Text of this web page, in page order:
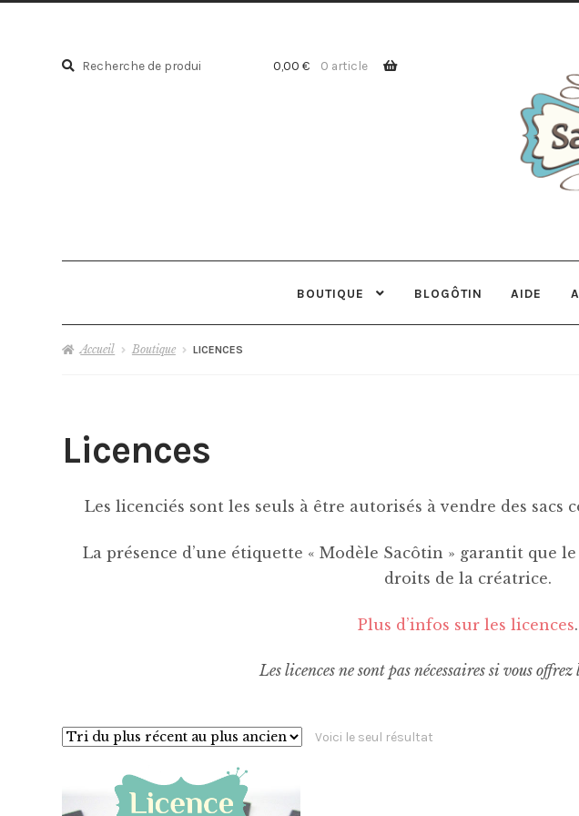
Recherche
Recherche
0,00€ 0 article
BOUTIQUE BLOGÔTIN AIDE
Accueil Boutique LICENCES
Licences
Les licenciés sont les seuls à être autorisés à vendre des sacs
La présence d’une étiquette « Modèle Sacôtin » garantit que
droits de la créatrice.
Plus d’infos sur les licences.
Les licences ne sont pas nécessaires si vous
Voici le seul résultat